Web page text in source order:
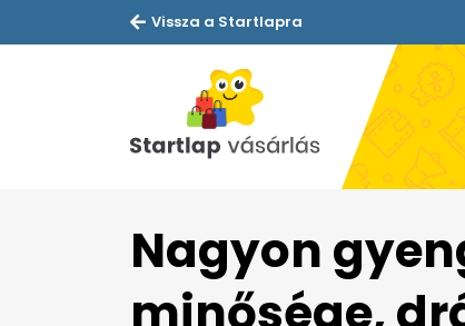
Vissza a Startlapra
Nagyon